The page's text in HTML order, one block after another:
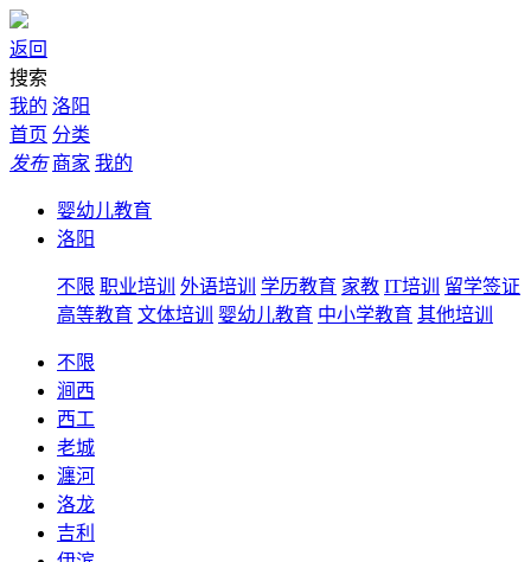
返回
搜索
我的 洛阳
首页 分类
发布 商家 我的
婴幼儿教育
洛阳
不限 职业培训 外语培训 学历教育 家教 IT培训
留学签证
高等教育 文体培训 婴幼儿教育 中小学教育 其他培训
不限
涧西
西工
老城
瀍河
洛龙
吉利